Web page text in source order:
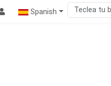
Spanish